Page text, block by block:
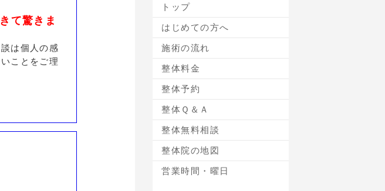
て驚きま
は個人の感
ことをご理
トップ
はじめての方へ
施術の流れ
整体料金
整体予約
整体Ｑ＆Ａ
整体無料相談
整体院の地図
営業時間・曜日